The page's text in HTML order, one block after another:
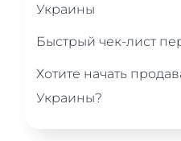
Украины
Быстрый чек-лист
Хотите начать
Украины?